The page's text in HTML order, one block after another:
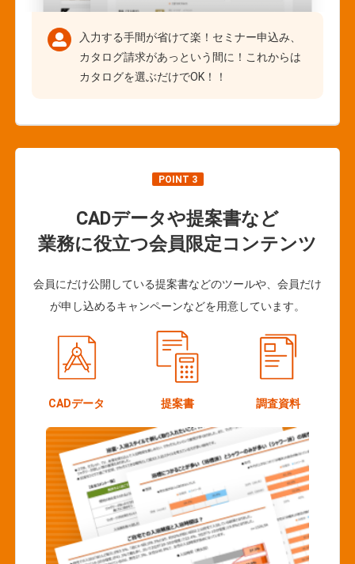
入力する手間が省けて楽！セミナー申込み、
カタログ請求があっという間に！これからは
カタログを選ぶだけでOK！！
POINT 3
CADデータや提案書など
業務に役立つ会員限定コンテンツ
会員にだけ公開している提案書などのツールや、会員だけ
が申し込めるキャンペーンなどを用意しています。
CADデータ 提案書 調査資料